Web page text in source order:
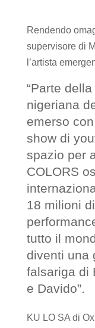
Rendendo
supervisore di
l’artista
“Parte
nigeriana
emerso
show di
spazio per
COLORS
18 milioni
tutto il
diventi una
falsariga di
e Davido”.
KU LO SA di